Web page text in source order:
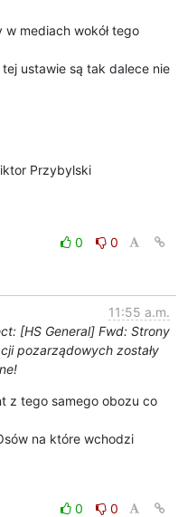
mediach wokół tego
ustawie są tak dalece nie
2016-06-17 12:10 GMT+02:00 Wiktor Przybylski
0
0
11:55 a.m.
[HS General] Fwd: Strony
pozarządowych zostały
z tego samego obozu co
na które wchodzi
0
0